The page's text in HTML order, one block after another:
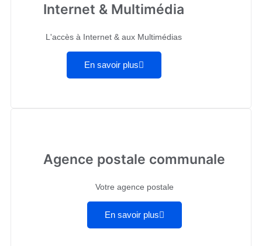
Internet & Multimédia
L'accès à Internet & aux Multimédias
En savoir plus
Agence postale communale
Votre agence postale
En savoir plus